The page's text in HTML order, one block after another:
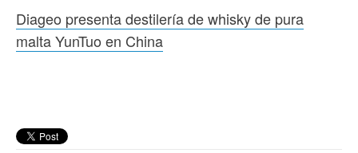
Diageo presenta destilería de whisky de pura
malta YunTuo en China